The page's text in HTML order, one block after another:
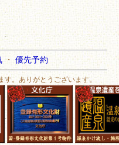
・ 優先予約
。ありがとうございます。